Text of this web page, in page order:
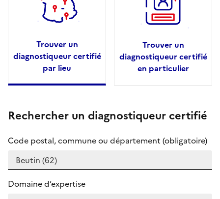
Trouver un
diagnostiqueur certifié
par lieu
Trouver un
diagnostiqueur certifié
en particulier
Rechercher un diagnostiqueur certifié
Code postal, commune ou département (obligatoire)
Domaine d’expertise